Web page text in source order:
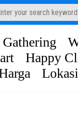
Happy
Lokasi